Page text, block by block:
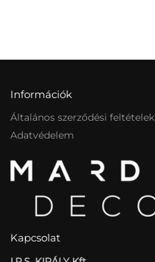
Információk
Általános szerződési feltételek
Adatvédelem
Kapcsolat